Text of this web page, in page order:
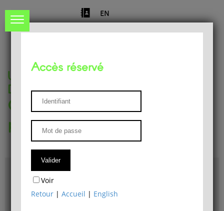
EN
Université de Liège
Département de philosophie
Centre de recherches
phénoménologiques
Accès & plans
Bibliothèque du Département de philosophie
Accès réservé
Voir
Retour |Accueil | English